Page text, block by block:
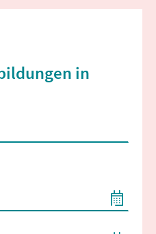
in
wenn mindestens 2 Zeichen